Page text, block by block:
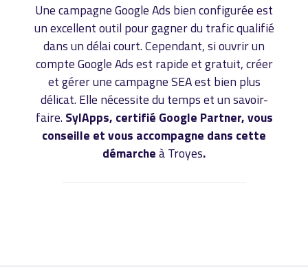
Une campagne Google Ads bien configurée est
un excellent outil pour gagner du trafic qualifié
dans un délai court. Cependant, si ouvrir un
compte Google Ads est rapide et gratuit, créer
et gérer une campagne SEA est bien plus
délicat. Elle nécessite du temps et un savoir-
faire. SylApps, certifié Google Partner, vous
conseille et vous accompagne dans cette
démarcheà Troyes.